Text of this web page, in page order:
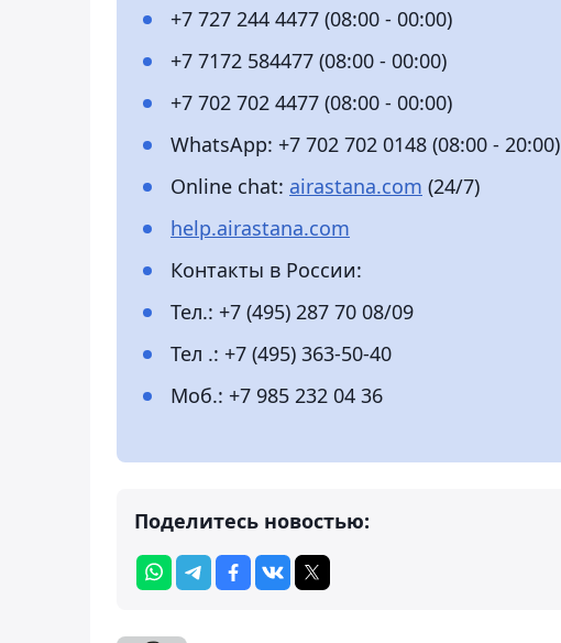
+7 727 244 4477 (08:00 - 00:00)
+7 7172 584477 (08:00 - 00:00)
+7 702 702 4477 (08:00 - 00:00)
WhatsApp: +7 702 702 0148 (08:00 - 20:00)
Online chat: airastana.com (24/7)
help.airastana.com
Контакты в России:
Тел.: +7 (495) 287 70 08/09
Тел .: +7 (495) 363-50-40
Моб.: +7 985 232 04 36
Поделитесь новостью: